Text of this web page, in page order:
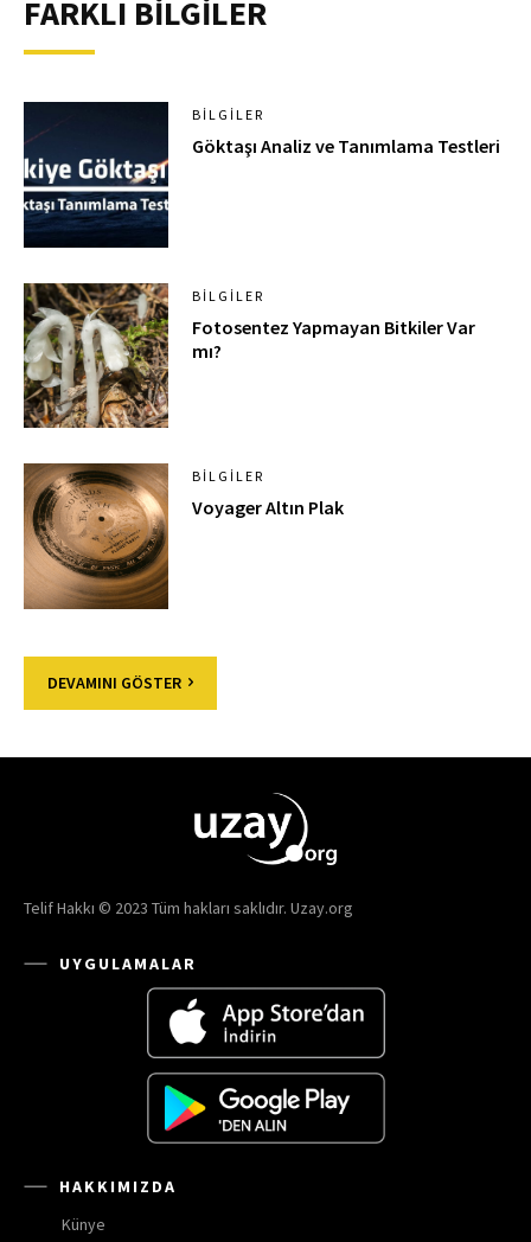
FARKLI BİLGİLER
BILGILER
Göktaşı Analiz ve Tanımlama Testleri
BILGILER
Fotosentez Yapmayan Bitkiler Var
mı?
BILGILER
Voyager Altın Plak
DEVAMINI GÖSTER
Telif Hakkı © 2023 Tüm hakları saklıdır. Uzay.org
UYGULAMALAR
HAKKIMIZDA
Künye